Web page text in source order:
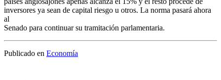
inversores ya sean de capital riesgo u otros. La norma pasará ahora
al
Senado para continuar su tramitación parlamentaria.
Publicado en Economía